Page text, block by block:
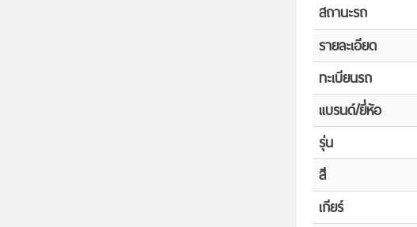
สถานะรถ
รายละเอียด
ทะเบียนรถ
แบรนด์/ยี่ห้อ
รุ่น
สี
เกียร์